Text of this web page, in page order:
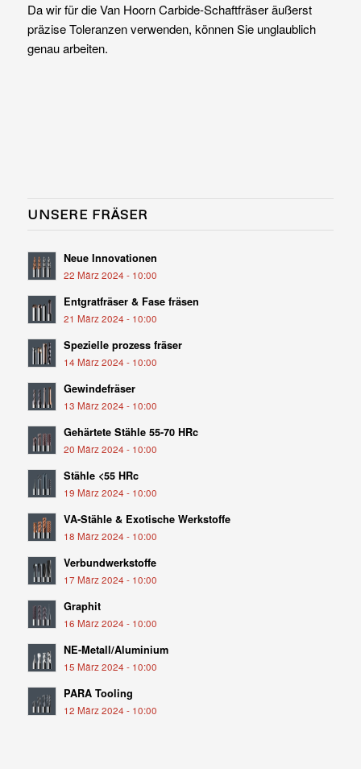
Da wir für die Van Hoorn Carbide-Schaftfräser äußerst
präzise Toleranzen verwenden, können Sie unglaublich
genau arbeiten.
UNSERE FRÄSER
Neue Innovationen
22 März 2024 - 10:00
Entgratfräser & Fase fräsen
21 März 2024 - 10:00
Spezielle prozess fräser
14 März 2024 - 10:00
Gewindefräser
13 März 2024 - 10:00
Gehärtete Stähle 55-70 HRc
20 März 2024 - 10:00
Stähle <55 HRc
19 März 2024 - 10:00
VA-Stähle & Exotische Werkstoffe
18 März 2024 - 10:00
Verbundwerkstoffe
17 März 2024 - 10:00
Graphit
16 März 2024 - 10:00
NE-Metall/Aluminium
15 März 2024 - 10:00
PARA Tooling
12 März 2024 - 10:00